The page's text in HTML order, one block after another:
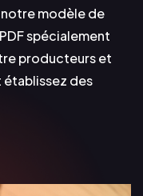
notre modèle de
spécialement
producteurs et
des